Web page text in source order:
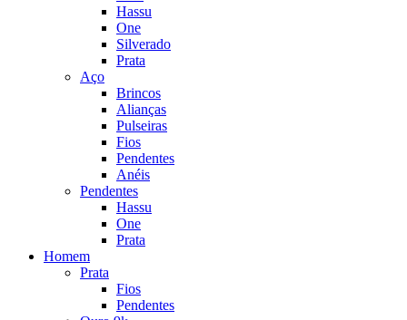
Hassu
One
Silverado
Prata
Aço
Brincos
Alianças
Pulseiras
Fios
Pendentes
Anéis
Pendentes
Hassu
One
Prata
Homem
Prata
Fios
Pendentes